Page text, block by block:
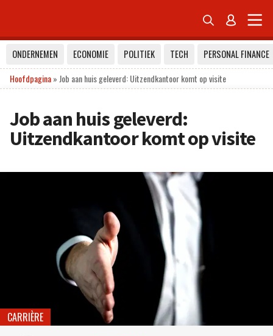
 
ONDERNEMEN ECONOMIE POLITIEK TECH
PERSONAL FINANCE
Hoofdpagina» Job aan huis geleverd: Uitzendkantoor komt op visite
Job aan huis geleverd:
Uitzendkantoor komt op visite
CARRIÈRE